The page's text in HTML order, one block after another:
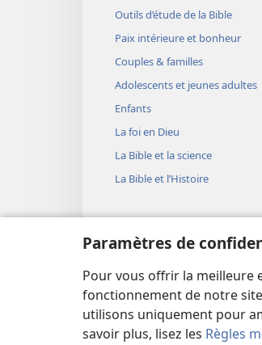
Paramètres de
Pour vous offrir la meilleure
fonctionnement de notre
utilisons uniquement pour
savoir plus, lisez les Règles
Outils d’étude de la Bible
Paix intérieure et bonheur
Couples & familles
Adolescents et jeunes adultes
Enfants
La foi en Dieu
La Bible et la science
La Bible et l’Histoire